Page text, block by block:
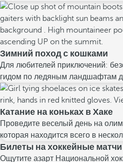
Зимний поход с кошками
Для любителей приключений:
гидом по ледяным ландшафтам
Катание на коньках в Хаке
Проведите веселый день на
которая находится всего в
Билеты на хоккейные матчи
Ощутите азарт Национальной